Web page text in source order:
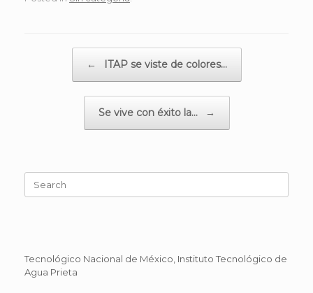
← ITAP se viste de colores…
Se vive con éxito la… →
for:
Tecnológico Nacional de México, Instituto Tecnológico de
Agua Prieta